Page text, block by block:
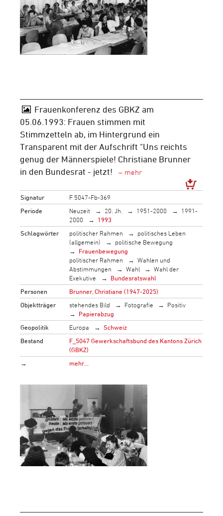
Frauenkonferenz des GBKZ am
05.06.1993: Frauen stimmen mit
Stimmzetteln ab, im Hintergrund ein
Transparent mit der Aufschrift "Uns reichts
genug der Männerspiele! Christiane Brunner
in den Bundesrat - jetzt!
Signatur
F 5047-Fb-369
Periode
Neuzeit 20. Jh. 1951-2000
1991-
2000
1993
Schlagwörter
politischer Rahmen
politisches Leben
(allgemein)
politische Bewegung
Frauenbewegung
politischer Rahmen
Wahlen und
Abstimmungen
Wahl
Wahl der
Exekutive
Bundesratswahl
Personen
Brunner, Christiane (1947-2025)
Objektträger
stehendes Bild Fotografie
Positiv
Papierabzug
Geopolitik
Europa
Schweiz
Bestand
F_5047 Gewerkschaftsbund des Kantons Zürich
(GBKZ)
→
mehr…